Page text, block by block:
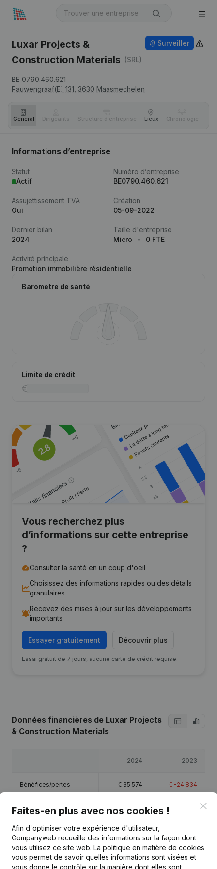
Luxar Projects &
Construction Materials (SRL)
BE 0790.460.621
Pauwengraaf(E) 131, 3630 Maasmechelen
Surveiller
Général Dirigeants Structure d'entreprise Lieux Chronologie
Informations d’entreprise
Statut
Actif
Numéro d’entreprise
BE0790.460.621
Assujettissement TVA
Oui
Création
05-09-2022
Dernier bilan
2024
Taille d'entreprise
Micro
0 FTE
Activité principale
Promotion immobilière résidentielle
Baromètre de santé
Limite de crédit
Vous recherchez plus
d’informations sur cette entreprise
?
Consulter la santé en un coup d'oeil
Choisissez des informations rapides ou des détails
granulaires
Recevez des mises à jour sur les développements
importants
Essayer gratuitement Découvrir plus
Essai gratuit de 7 jours, aucune carte de crédit requise.
Données financières de Luxar Projects
& Construction Materials
2024 2023
Bénéfices/pertes € 35 574 € -24 834
Capitaux propres €20 740
Marge brute € 60 602
Faites-en plus avec nos cookies !
Afin d'optimiser votre expérience d'utilisateur,
Companyweb recueille des informations sur la façon dont
vous utilisez ce site web. La politique en matière de cookies
vous permet de savoir quelles informations sont visées et
vous donne le contrôle sur la manière dont elles sont